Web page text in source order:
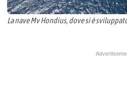
La nave Mv Hondius, dove si è